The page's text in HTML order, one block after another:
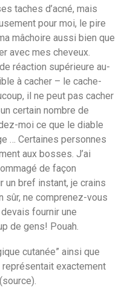
taches d’acné, mais
pour moi, le pire
mâchoire aussi bien que
avec mes cheveux.
réaction supérieure au-
à cacher – le cache-
il ne peut pas cacher
certain nombre de
moi ce que le diable
… Certaines personnes
aux bosses. J’ai
de façon
un bref instant, je crains
sûr, ne comprenez-vous
fournir une
de gens! Pouah.
cutanée” ainsi que
exactement